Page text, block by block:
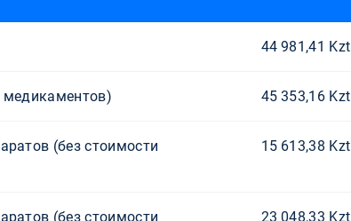
44 981,41 Kzt
медикаментов) 45 353,16 Kzt
(без стоимости
15 613,38 Kzt
(без стоимости
23 048,33 Kzt